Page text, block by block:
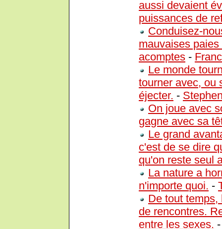
aussi devaient
puissances de
Conduisez-
mauvaises
acomptes -
Le monde
tourner avec, ou
éjecter. -
On joue avec
gagne avec sa
Le grand
c'est de se dire
qu'on reste seul
La nature a
n'importe quoi. -
De tout
de rencontres.
entre les sexes.